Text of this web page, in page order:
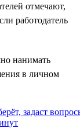
отмечают,
работодатель
нанимать
в личном